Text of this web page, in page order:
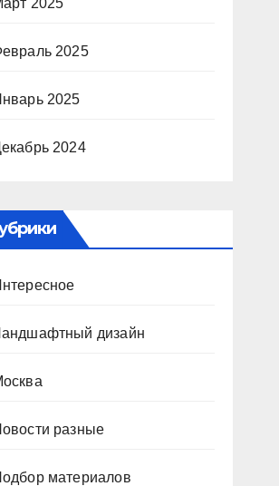
2025
2025
2025
2024
дизайн
разные
материалов